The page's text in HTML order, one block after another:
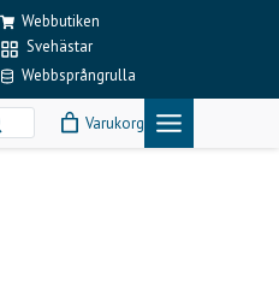
Webbutiken
Svehästar
Webbsprångrulla
Varukorg